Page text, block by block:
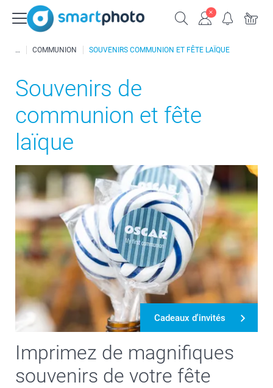
COMMUNION SOUVENIRS COMMUNION ET FÊTE LAÏQUE
Souvenirs de
communion et fête
laïque
Imprimez de magnifiques
souvenirs de votre fête
Cadeaux d'invités